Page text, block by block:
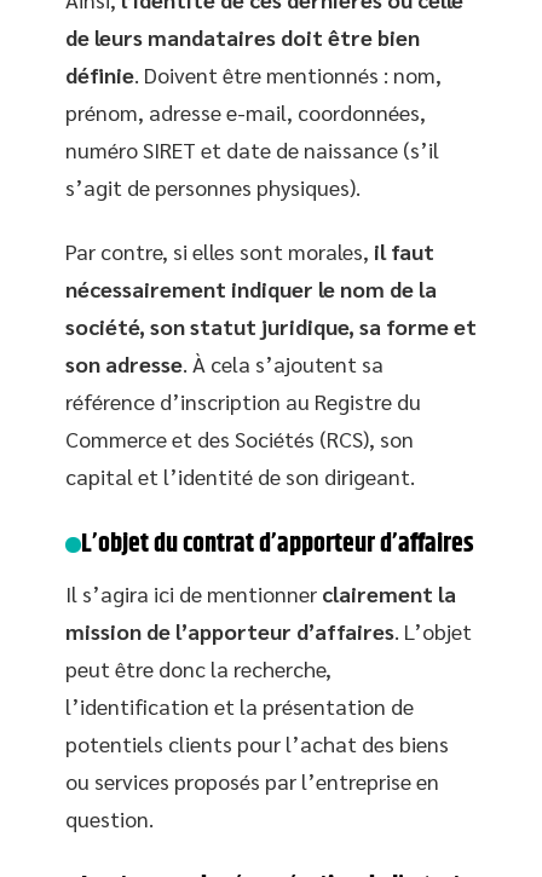
de leurs mandataires doit être bien
définie. Doivent être mentionnés : nom,
prénom, adresse e-mail, coordonnées,
numéro SIRET et date de naissance (s’il
s’agit de personnes physiques).
Par contre, si elles sont morales, il faut
nécessairement indiquer le nom de la
société, son statut juridique, sa forme et
son adresse. À cela s’ajoutent sa
référence d’inscription au Registre du
Commerce et des Sociétés (RCS), son
capital et l’identité de son dirigeant.
L’objet du contrat d’apporteur d’affaires
Il s’agira ici de mentionner clairement la
mission de l’apporteur d’affaires. L’objet
peut être donc la recherche,
l’identification et la présentation de
potentiels clients pour l’achat des biens
ou services proposés par l’entreprise en
question.